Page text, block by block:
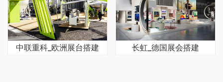
中联重科_欧洲展台搭建 长虹_德国展会搭建